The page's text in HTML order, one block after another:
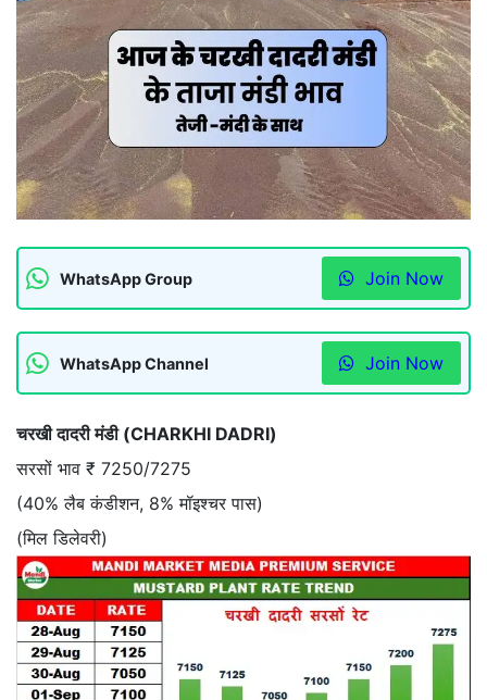
WhatsApp Group Join Now
WhatsApp Channel Join Now
चरखी दादरी मंडी (CHARKHI DADRI)
सरसों भाव ₹ 7250/7275
(40% लैब कंडीशन, 8% मॉइश्चर पास)
(मिल डिलेवरी)